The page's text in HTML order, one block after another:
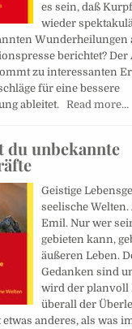
es sein, daß
wieder
Wunderheilungen
berichtet? Der
zu interessanten
für eine bessere
ableitet.Read more…
du unbekannte
Geistige
seelische Welten.
Emil. Nur wer
gebieten kann,
äußeren Leben.
Gedanken sind
wird der planvoll
überall der
anderes, als was